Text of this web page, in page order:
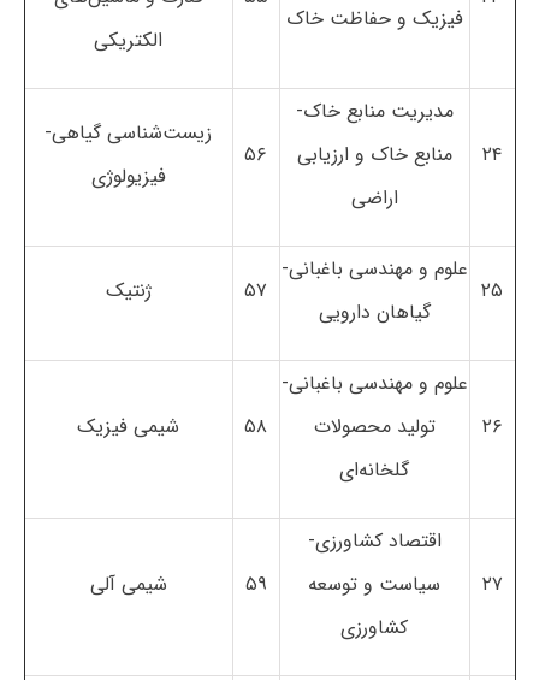
فیزیک و حفاظت خاک
الکتریکی
۲۴
مدیریت منابع خاک-
منابع خاک و ارزیابی
اراضی
۵۶
زیست‌شناسی گیاهی-
فیزیولوژی
۲۵
علوم و مهندسی باغبانی-
گیاهان دارویی
۵۷ ژنتیک
۲۶
علوم و مهندسی باغبانی-
تولید محصولات
گلخانه‌ای
۵۸ شیمی فیزیک
۲۷
اقتصاد کشاورزی-
سیاست و توسعه
کشاورزی
۵۹ شیمی آلی